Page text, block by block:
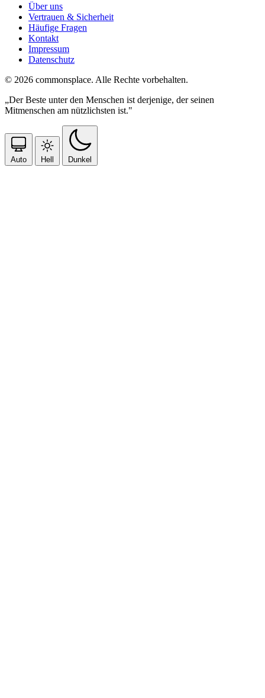
Über uns
Vertrauen & Sicherheit
Häufige Fragen
Kontakt
Impressum
Datenschutz
© 2026 commonsplace. Alle Rechte vorbehalten.
„Der Beste unter den Menschen ist derjenige, der seinen
Mitmenschen am nützlichsten ist."
Auto Hell Dunkel